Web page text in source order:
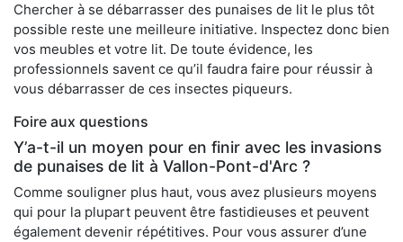
Chercher à se débarrasser des punaises de lit le plus tôt
possible reste une meilleure initiative. Inspectez donc bien
vos meubles et votre lit. De toute évidence, les
professionnels savent ce qu’il faudra faire pour réussir à
vous débarrasser de ces insectes piqueurs.
Foire aux questions
Y’a-t-il un moyen pour en finir avec les invasions
de punaises de lit à Vallon-Pont-d'Arc ?
Comme souligner plus haut, vous avez plusieurs moyens
qui pour la plupart peuvent être fastidieuses et peuvent
également devenir répétitives. Pour vous assurer d’une